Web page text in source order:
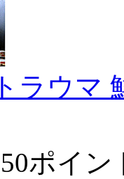
トラウマ
50ポイ